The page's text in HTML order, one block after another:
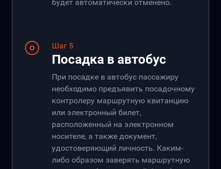
будет автоматически отменено.
Шаг 5
Посадка в автобус
При посадке в автобус пассажиру
необходимо предъявить посадочному
контролеру маршрутную квитанцию
или электронный билет,
расположенный на электронном
носителе, а также документ,
удостоверяющий личность. Каким-
либо образом заверять маршрутную